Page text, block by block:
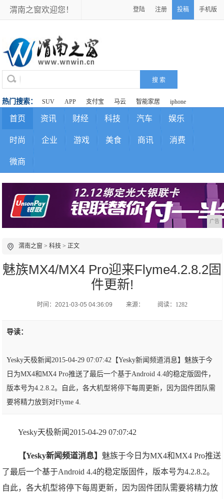
渭南之窗欢迎您！ 登陆 注册 投稿 手机版
热门搜索： SUV APP 支付宝 马云 智能家居 iphone
首页 资讯 财经 科技 汽车 娱乐
时尚 企业 游戏 美食 商讯 消费
微商
广告
渭南之窗 >科技 > 正文
魅族MX4/MX4 Pro迎来Flyme4.2.8.2固
件更新!
时间：2021-03-05 04:36:09 来源： 阅读：1282
导读：
Yesky天极新闻2015-04-29 07:07:42【Yesky新闻频道消息】魅族于今
日为MX4和MX4 Pro推送了最后一个基于Android 4.4的稳定版固件，
版本号为4.2.8.2。自此，各大机型将停下每周更新，因为固件团队需
要将精力放到对Flyme 4.
Yesky天极新闻2015-04-29 07:07:42
【Yesky新闻频道消息】 魅族于今日为MX4和MX4 Pro推送
了最后一个基于Android 4.4的稳定版固件，版本号为4.2.8.2。
自此，各大机型将停下每周更新，因为固件团队需要将精力放